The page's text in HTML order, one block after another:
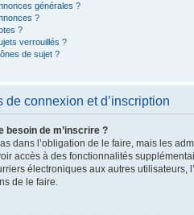
générales ?
?
?
verrouillés ?
de sujet ?
de connexion et d’inscription
besoin de m’inscrire ?
dans l’obligation de le faire, mais les
accès à des fonctionnalités
électroniques aux autres utilisateurs,
de le faire.